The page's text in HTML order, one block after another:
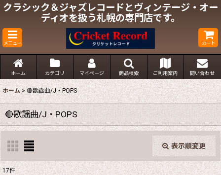
クラシック＆ジャズレコードとヴィンテージ・オー
ディオを扱う札幌の専門店です。
メニュー カート
ホーム カテゴリ マイページ 商品検索 ご利用案内 問い合わせ
ホーム > 🔴歌謡曲/J・POPS
🔴歌謡曲/J・POPS
表示順変更
閉じる
17件